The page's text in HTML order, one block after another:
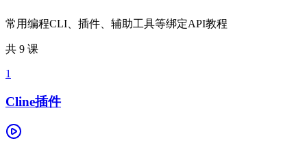
常用编程CLI、插件、辅助工具等绑定API教程
共 9 课
1
Cline插件